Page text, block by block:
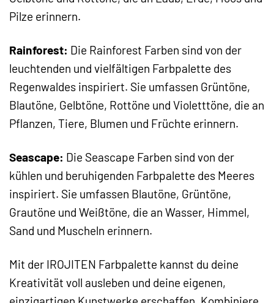
Pilze erinnern.
Rainforest: Die Rainforest Farben sind von der
leuchtenden und vielfältigen Farbpalette des
Regenwaldes inspiriert. Sie umfassen Grüntöne,
Blautöne, Gelbtöne, Rottöne und Violetttöne, die an
Pflanzen, Tiere, Blumen und Früchte erinnern.
Seascape: Die Seascape Farben sind von der
kühlen und beruhigenden Farbpalette des Meeres
inspiriert. Sie umfassen Blautöne, Grüntöne,
Grautöne und Weißtöne, die an Wasser, Himmel,
Sand und Muscheln erinnern.
Mit der IROJITEN Farbpalette kannst du deine
Kreativität voll ausleben und deine eigenen,